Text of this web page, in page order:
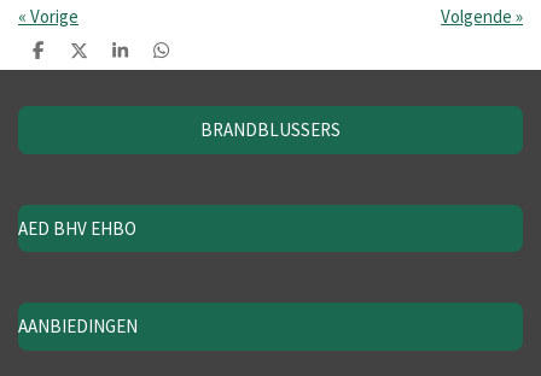
« Vorige Volgende »
D
e
e
D
e
l
S
h
r
D
e
e
BRANDBLUSSERS
AED BHV EHBO
AANBIEDINGEN